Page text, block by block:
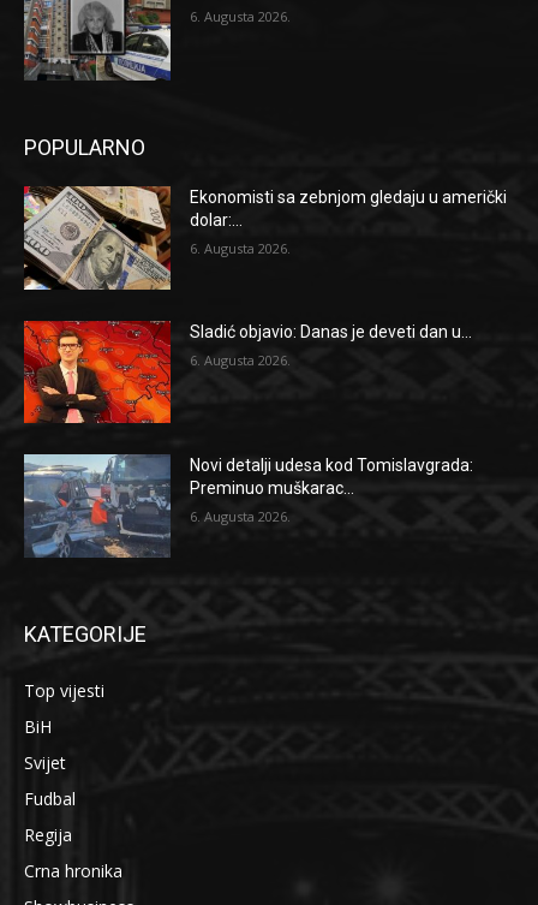
6. Augusta 2026.
POPULARNO
Ekonomisti sa zebnjom gledaju u američki
dolar:...
6. Augusta 2026.
Sladić objavio: Danas je deveti dan u...
6. Augusta 2026.
Novi detalji udesa kod Tomislavgrada:
Preminuo muškarac...
6. Augusta 2026.
KATEGORIJE
Top vijesti
BiH
Svijet
Fudbal
Regija
Crna hronika